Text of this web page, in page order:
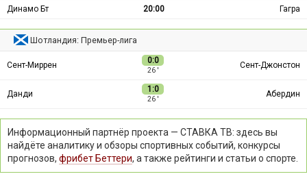
Динамо Бт
20:00 Гагра
Шотландия: Премьер-лига
Сент-Миррен 0:0
26 ′
Сент-Джонстон
Данди 1:0
26 ′
Абердин
Информационный партнёр проекта — СТАВКА ТВ: здесь вы
найдёте аналитику и обзоры спортивных событий, конкурсы
прогнозов, фрибет Беттери, а также рейтинги и статьи о спорте.